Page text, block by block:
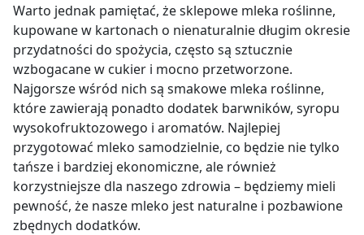
Warto jednak pamiętać, że sklepowe mleka roślinne,
kupowane w kartonach o nienaturalnie długim okresie
przydatności do spożycia, często są sztucznie
wzbogacane w cukier i mocno przetworzone.
Najgorsze wśród nich są smakowe mleka roślinne,
które zawierają ponadto dodatek barwników, syropu
wysokofruktozowego i aromatów. Najlepiej
przygotować mleko samodzielnie, co będzie nie tylko
tańsze i bardziej ekonomiczne, ale również
korzystniejsze dla naszego zdrowia – będziemy mieli
pewność, że nasze mleko jest naturalne i pozbawione
zbędnych dodatków.